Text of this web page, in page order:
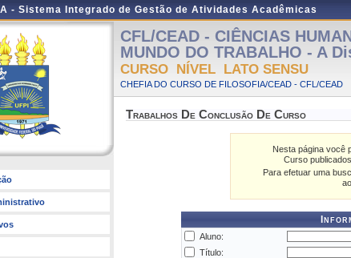
- Sistema Integrado de Gestão de Atividades Acadêmicas
CFL/CEAD - CIÊNCIAS
MUNDO DO TRABALHO - A
CURSO NÍVEL LATO SENSU
CHEFIA DO CURSO DE FILOSOFIA/CEAD - CFL/CEAD
Trabalhos De Conclusão De Curso
Nesta página você
Curso
Para efetuar uma
Aluno:
Título: